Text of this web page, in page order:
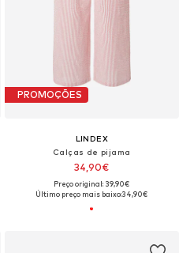
PROMOÇÕES
LINDEX
Calças de pijama
34,90€
Preço original: 39,90€
Último preço mais baixo:34,90€